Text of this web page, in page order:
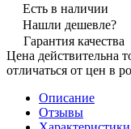
Есть в наличии
Нашли дешевле?
Гарантия качества
Цена действительна
отличаться от цен в
Описание
Отзывы